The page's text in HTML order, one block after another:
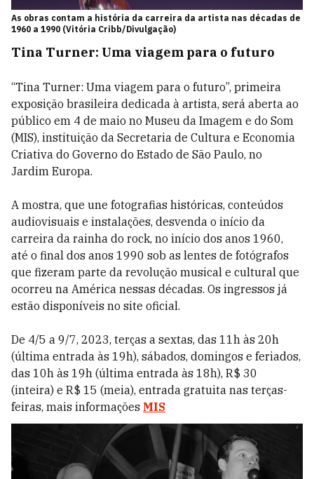
As obras contam a história da carreira da artista nas décadas de
1960 a 1990 (Vitória Cribb/Divulgação)
Tina Turner: Uma viagem para o futuro
“Tina Turner: Uma viagem para o futuro”, primeira
exposição brasileira dedicada à artista, será aberta ao
público em 4 de maio no Museu da Imagem e do Som
(MIS), instituição da Secretaria de Cultura e Economia
Criativa do Governo do Estado de São Paulo, no
Jardim Europa.
A mostra, que une fotografias históricas, conteúdos
audiovisuais e instalações, desvenda o início da
carreira da rainha do rock, no início dos anos 1960,
até o final dos anos 1990 sob as lentes de fotógrafos
que fizeram parte da revolução musical e cultural que
ocorreu na América nessas décadas. Os ingressos já
estão disponíveis no site oficial.
De 4/5 a 9/7, 2023, terças a sextas, das 11h às 20h
(última entrada às 19h), sábados, domingos e feriados,
das 10h às 19h (última entrada às 18h), R$ 30
(inteira) e R$ 15 (meia), entrada gratuita nas terças-
feiras, mais informações MIS